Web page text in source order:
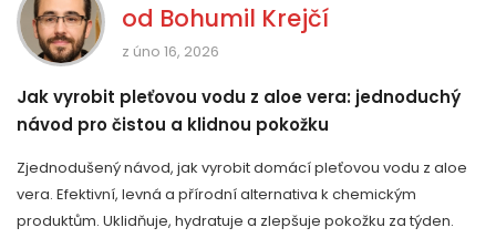
od Bohumil Krejčí
z úno 16, 2026
Jak vyrobit pleťovou vodu z aloe vera: jednoduchý
návod pro čistou a klidnou pokožku
Zjednodušený návod, jak vyrobit domácí pleťovou vodu z aloe
vera. Efektivní, levná a přírodní alternativa k chemickým
produktům. Uklidňuje, hydratuje a zlepšuje pokožku za týden.